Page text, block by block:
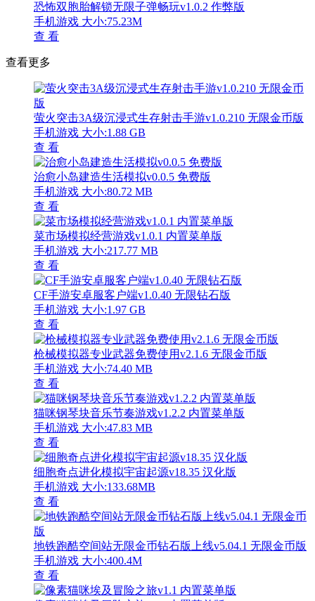
恐怖双胞胎解锁无限子弹畅玩v1.0.2 作弊版
手机游戏 大小:75.23M
查 看
查看更多
萤火突击3A级沉浸式生存射击手游v1.0.210 无限金币版
手机游戏 大小:1.88 GB
查 看
治愈小岛建造生活模拟v0.0.5 免费版
手机游戏 大小:80.72 MB
查 看
菜市场模拟经营游戏v1.0.1 内置菜单版
手机游戏 大小:217.77 MB
查 看
CF手游安卓服客户端v1.0.40 无限钻石版
手机游戏 大小:1.97 GB
查 看
枪械模拟器专业武器免费使用v2.1.6 无限金币版
手机游戏 大小:74.40 MB
查 看
猫咪钢琴块音乐节奏游戏v1.2.2 内置菜单版
手机游戏 大小:47.83 MB
查 看
细胞奇点进化模拟宇宙起源v18.35 汉化版
手机游戏 大小:133.68MB
查 看
地铁跑酷空间站无限金币钻石版上线v5.04.1 无限金币版
手机游戏 大小:400.4M
查 看